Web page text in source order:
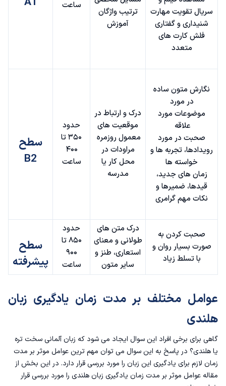
سریال تقویت مهارت
شنیداری و گفتاری
فلش کارت های
متعدد
ترتیب واژگان
آموزش
ساعت
نگارش متون ساده
در مورد
موضوعات مورد
علاقه
صحبت در مورد
رویدادها، تجربه ها و
خواسته ها
زمان های جدید،
قیدها، ضمیرها و
نکات مهم گرامری
درک و ارتباط در
موقعیت های
معمول روزمره
مراودات در
محل کار یا
مدرسه
حدود
۳۵۰ تا
۴۰۰
ساعت
سطح
B2
صحبت کردن به
صورت بسیار روان و
با تسلط زیاد
درک متن های
طولانی و معنای
استعاری، طنز و
سایر متون
حدود
۸۵۰ تا
۹۰۰
ساعت
سطح
پیشرفته
عوامل مختلف بر مدت زمان یادگیری زبان
هلندی
گاهی برای برخی افراد این سوال ایجاد می شود که زبان آلمانی سخت تره
یا هلندی؟ در پاسخ به این سوال می توان مهم ترین عوامل موثر بر مدت
زمان لازم برای یادگیری این زبان را مورد بررسی قرار دارد. در این بخش از
مقاله عوامل موثر بر مدت زمان یادگیری زبان هلندی را مورد بررسی قرار